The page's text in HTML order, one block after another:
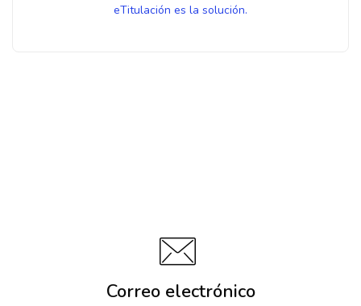
eTitulación es la solución.
Correo electrónico